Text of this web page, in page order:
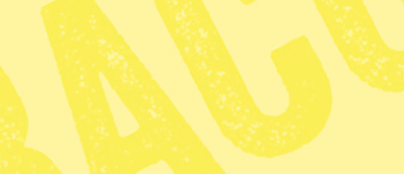
Kristersson måste ta ansvar för det
politiska våldet